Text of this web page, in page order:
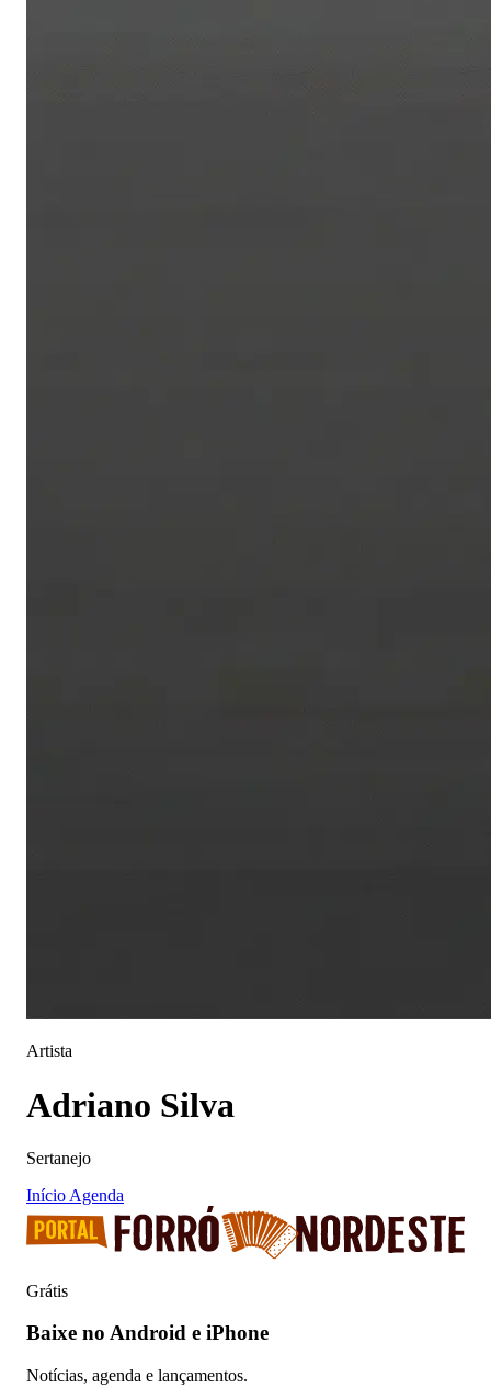
Artista
Adriano Silva
Sertanejo
Início Agenda
Grátis
Baixe no Android e iPhone
Notícias, agenda e lançamentos.